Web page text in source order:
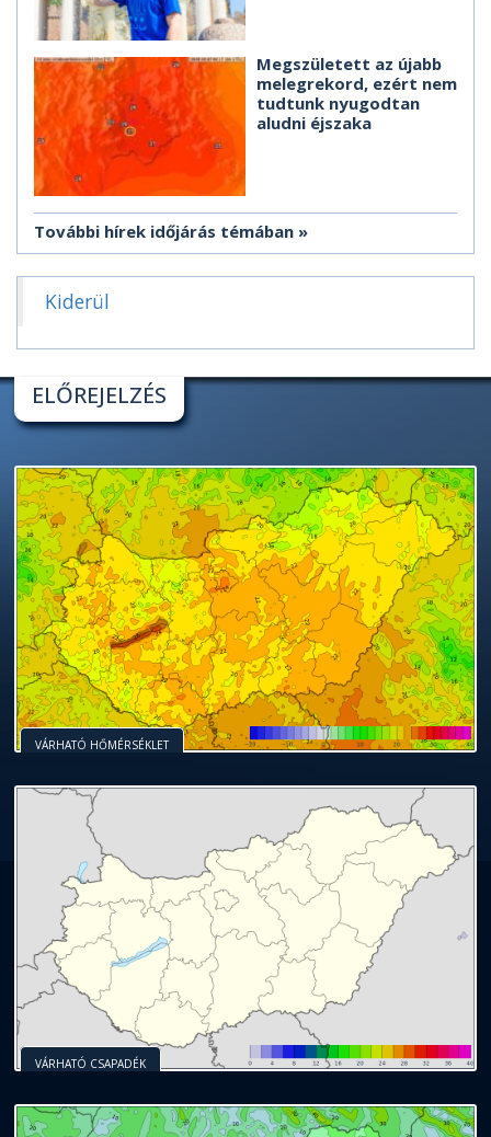
Megszületett az újabb
melegrekord, ezért nem
tudtunk nyugodtan
aludni éjszaka
További hírek időjárás témában
Kiderül
ELŐREJELZÉS
VÁRHATÓ HŐMÉRSÉKLET
VÁRHATÓ CSAPADÉK